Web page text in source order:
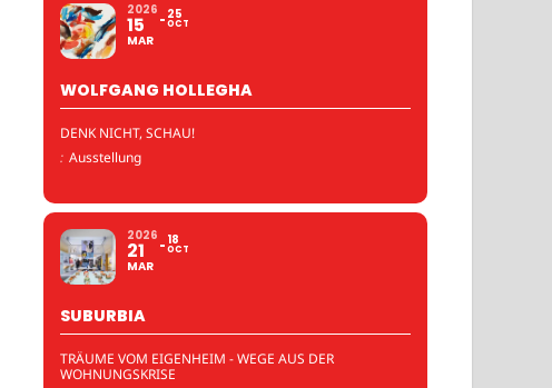
2026
15
MAR
25
OCT
WOLFGANG HOLLEGHA
DENK NICHT, SCHAU!
: Ausstellung
2026
21
MAR
18
OCT
SUBURBIA
TRÄUME VOM EIGENHEIM - WEGE AUS DER
WOHNUNGSKRISE